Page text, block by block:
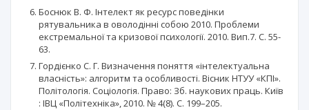
Боснюк В. Ф. Інтелект як ресурс поведінки
рятувальника в оволодінні собою 2010. Проблеми
екстремальної та кризової психології. 2010. Вип.7. С. 55-
63.
Гордієнко С. Г. Визначення поняття «інтелектуальна
власність»: алгоритм та особливості. Вісник НТУУ «КПІ».
Політологія. Соціологія. Право: Зб. наукових праць. Київ
: ІВЦ «Політехніка», 2010. № 4(8). С. 199–205.